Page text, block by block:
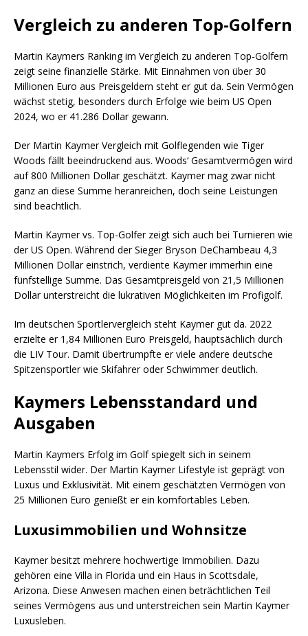
Vergleich zu anderen Top-Golfern
Martin Kaymers Ranking im Vergleich zu anderen Top-Golfern
zeigt seine finanzielle Stärke. Mit Einnahmen von über 30
Millionen Euro aus Preisgeldern steht er gut da. Sein Vermögen
wächst stetig, besonders durch Erfolge wie beim US Open
2024, wo er 41.286 Dollar gewann.
Der Martin Kaymer Vergleich mit Golflegenden wie Tiger
Woods fällt beeindruckend aus. Woods‘ Gesamtvermögen wird
auf 800 Millionen Dollar geschätzt. Kaymer mag zwar nicht
ganz an diese Summe heranreichen, doch seine Leistungen
sind beachtlich.
Martin Kaymer vs. Top-Golfer zeigt sich auch bei Turnieren wie
der US Open. Während der Sieger Bryson DeChambeau 4,3
Millionen Dollar einstrich, verdiente Kaymer immerhin eine
fünfstellige Summe. Das Gesamtpreisgeld von 21,5 Millionen
Dollar unterstreicht die lukrativen Möglichkeiten im Profigolf.
Im deutschen Sportlervergleich steht Kaymer gut da. 2022
erzielte er 1,84 Millionen Euro Preisgeld, hauptsächlich durch
die LIV Tour. Damit übertrumpfte er viele andere deutsche
Spitzensportler wie Skifahrer oder Schwimmer deutlich.
Kaymers Lebensstandard und
Ausgaben
Martin Kaymers Erfolg im Golf spiegelt sich in seinem
Lebensstil wider. Der Martin Kaymer Lifestyle ist geprägt von
Luxus und Exklusivität. Mit einem geschätzten Vermögen von
25 Millionen Euro genießt er ein komfortables Leben.
Luxusimmobilien und Wohnsitze
Kaymer besitzt mehrere hochwertige Immobilien. Dazu
gehören eine Villa in Florida und ein Haus in Scottsdale,
Arizona. Diese Anwesen machen einen beträchtlichen Teil
seines Vermögens aus und unterstreichen sein Martin Kaymer
Luxusleben.